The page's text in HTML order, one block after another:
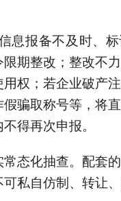
息报备不及时、
期整改；整改不
权；若企业破产
骗取称号等，将
得再次申报。
态化抽查。配套
私自仿制、转让、